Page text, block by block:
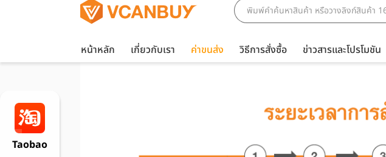
Taobao
หน้าหลัก เกี่ยวกับเรา ค่าขนส่ง วิธีการสั่งซื้อ ข่าวสารและโปรโมชัน